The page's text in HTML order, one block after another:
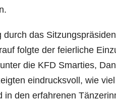
das
folgte der feierliche
die KFD Smarties,
eindrucksvoll, wie
den erfahrenen